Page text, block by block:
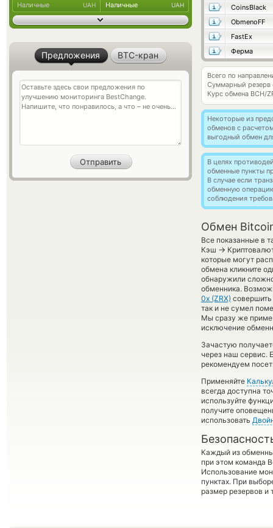
CoinsBlack
ObmenoFF
FastEx
Ферма
Всего по
Суммарный резерв
Курс обмена BCH/
Некоторые из
обменов с
выгодный обмен
В целях
обменные пункты
В случае если
обменную
соблюдения
Обмен
Все показанные в
Кэш →
которые могут
обмена кликните
обнаружили
обменника.
0x (ZRX)
так и не сумел
Мы сразу же
исключение
Зачастую
через наш сервис.
рекомендуем
Применяйте
всегда доступна
используйте
получите
использовать
Каждый из
при этом команда
Использование
пунктах. При
размер резервов и
Наличные UAH Наличные UAH
Предложения BTC-кран